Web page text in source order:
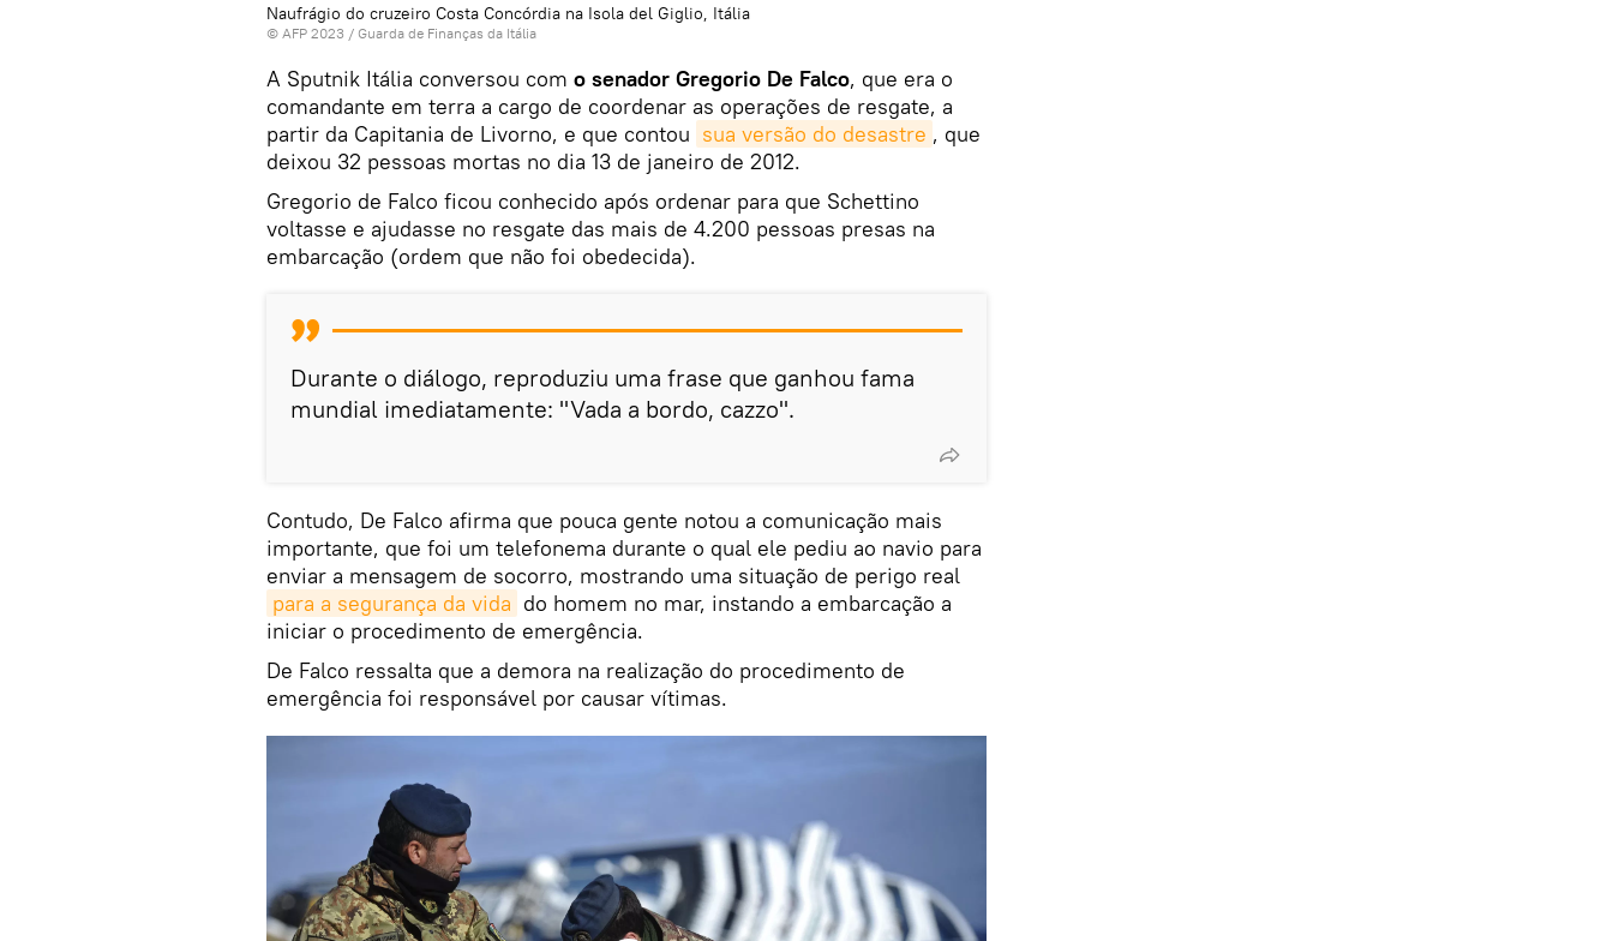
Naufrágio do cruzeiro Costa Concórdia na Isola del Giglio, Itália
© AFP 2023 / Guarda de Finanças da Itália
A Sputnik Itália conversou com o senador Gregorio De Falco, que era o
comandante em terra a cargo de coordenar as operações de resgate, a
partir da Capitania de Livorno, e que contou sua versão do desastre , que
deixou 32 pessoas mortas no dia 13 de janeiro de 2012.
Gregorio de Falco ficou conhecido após ordenar para que Schettino
voltasse e ajudasse no resgate das mais de 4.200 pessoas presas na
embarcação (ordem que não foi obedecida).
Durante o diálogo, reproduziu uma frase que ganhou fama
mundial imediatamente: "Vada a bordo, cazzo".
Contudo, De Falco afirma que pouca gente notou a comunicação mais
importante, que foi um telefonema durante o qual ele pediu ao navio para
enviar a mensagem de socorro, mostrando uma situação de perigo real
para a segurança da vida do homem no mar, instando a embarcação a
iniciar o procedimento de emergência.
De Falco ressalta que a demora na realização do procedimento de
emergência foi responsável por causar vítimas.